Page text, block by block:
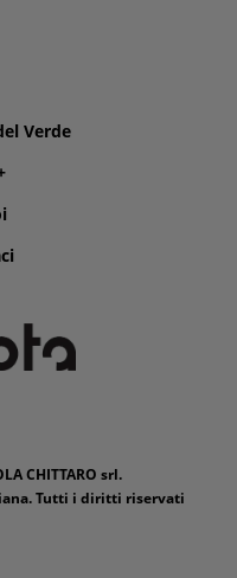
Verde
CHITTARO srl.
Tutti i diritti riservati